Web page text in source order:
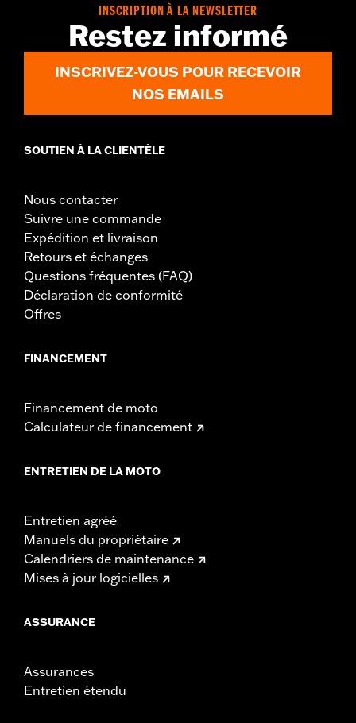
INSCRIPTION À LA NEWSLETTER
Restez informé
INSCRIVEZ-VOUS POUR RECEVOIR
NOS EMAILS
SOUTIEN À LA CLIENTÈLE
Nous contacter
Suivre une commande
Expédition et livraison
Retours et échanges
Questions fréquentes (FAQ)
Déclaration de conformité
Offres
FINANCEMENT
Financement de moto
Calculateur de financement
ENTRETIEN DE LA MOTO
Entretien agréé
Manuels du propriétaire
Calendriers de maintenance
Mises à jour logicielles
ASSURANCE
Assurances
Entretien étendu